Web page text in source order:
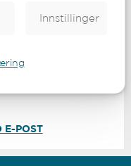
Innstillinger
E-POST